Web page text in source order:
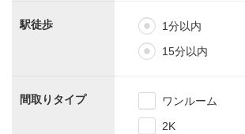
駅徒歩 1分以内
15分以内
間取りタイプ ワンルーム
2K